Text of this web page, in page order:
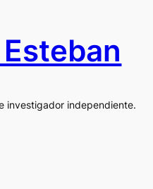
investigador independiente.